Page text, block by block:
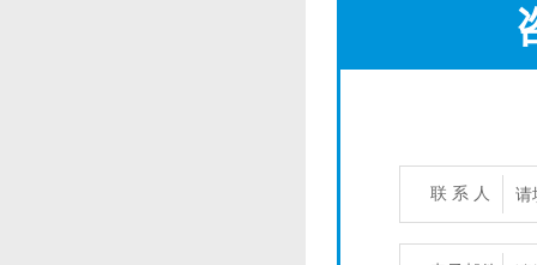
联 系 人